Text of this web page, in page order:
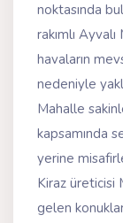
noktasında
rakımlı
havaların
nedeniyle
Mahalle
kapsamında
yerine
Kiraz üreticisi
gelen